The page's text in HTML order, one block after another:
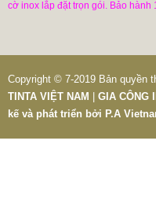
cờ inox lắp đặt trọn gói. Bảo hành
Copyright © 7-2019 Bản quyền
TINTA VIỆT NAM
GIA CÔNG
kế và phát triển bởi P.A